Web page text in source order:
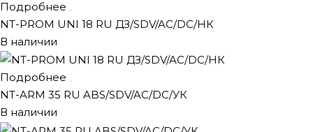
Подробнее
NT-PROM UNI 18 RU ДЗ/SDV/AC/DC/НК
В наличии
Подробнее
NT-ARM 35 RU ABS/SDV/AC/DC/УК
В наличии